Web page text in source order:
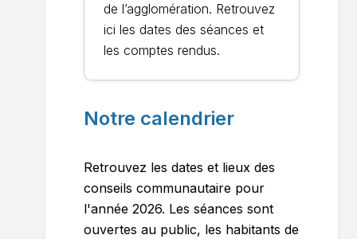
de l’agglomération. Retrouvez
ici les dates des séances et
les comptes rendus.
Notre calendrier
Retrouvez les dates et lieux des
conseils communautaire pour
l'année 2026. Les séances sont
ouvertes au public, les habitants de